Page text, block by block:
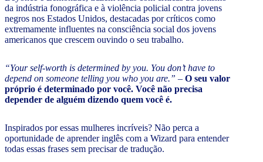
da indústria fonográfica e à violência policial contra jovens
negros nos Estados Unidos, destacadas por críticos como
extremamente influentes na consciência social dos jovens
americanos que crescem ouvindo o seu trabalho.
“Your self-worth is determined by you. You don’t have to
depend on someone telling you who you are.” – O seu valor
próprio é determinado por você. Você não precisa
depender de alguém dizendo quem você é.
Inspirados por essas mulheres incríveis? Não perca a
oportunidade de aprender inglês com a Wizard para entender
todas essas frases sem precisar de tradução.